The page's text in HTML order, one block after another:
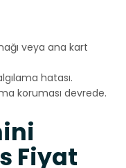
veya ana kart
hatası.
koruması devrede.
Fiyat